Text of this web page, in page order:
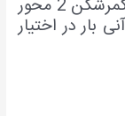
، کمرشکن 2 محور
توسط آنی بار در اختیار